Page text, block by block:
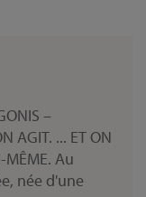
–
AGIT. ... ET ON
MÊME. Au
née d'une